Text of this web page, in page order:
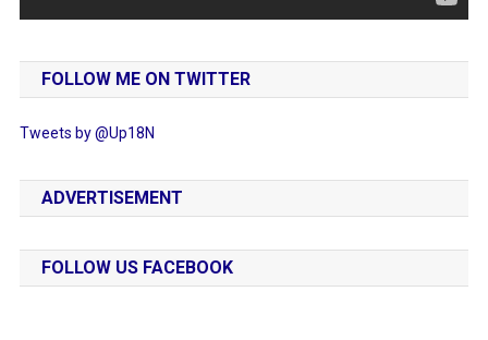
FOLLOW ME ON TWITTER
Tweets by @Up18N
ADVERTISEMENT
FOLLOW US FACEBOOK